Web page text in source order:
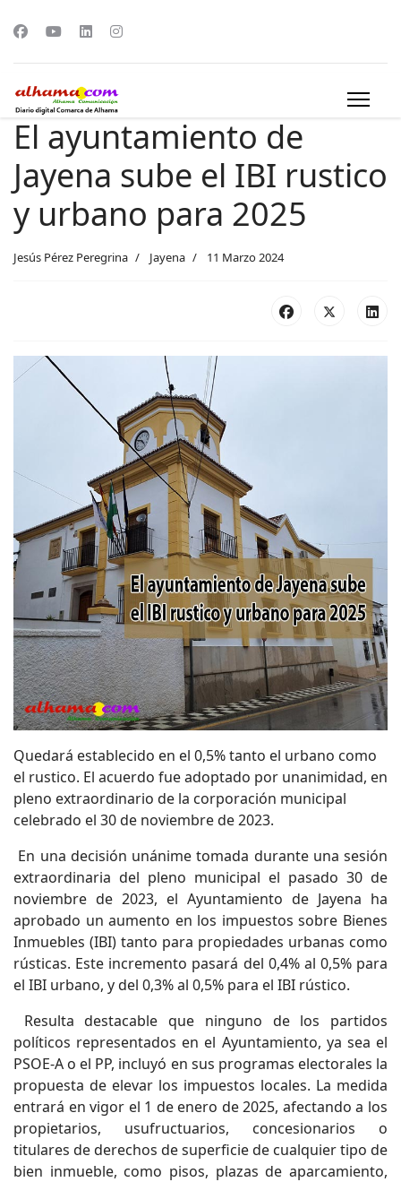
El ayuntamiento de
Jayena sube el IBI rustico
y urbano para 2025
Jesús Pérez Peregrina Jayena 11 Marzo 2024
Quedará establecido en el 0,5% tanto el urbano como
el rustico. El acuerdo fue adoptado por unanimidad, en
pleno extraordinario de la corporación municipal
celebrado el 30 de noviembre de 2023.
En una decisión unánime tomada durante una sesión
extraordinaria del pleno municipal el pasado 30 de
noviembre de 2023, el Ayuntamiento de Jayena ha
aprobado un aumento en los impuestos sobre Bienes
Inmuebles (IBI) tanto para propiedades urbanas como
rústicas. Este incremento pasará del 0,4% al 0,5% para
el IBI urbano, y del 0,3% al 0,5% para el IBI rústico.
Resulta destacable que ninguno de los partidos
políticos representados en el Ayuntamiento, ya sea el
PSOE-A o el PP, incluyó en sus programas electorales la
propuesta de elevar los impuestos locales. La medida
entrará en vigor el 1 de enero de 2025, afectando a los
propietarios, usufructuarios, concesionarios o
titulares de derechos de superficie de cualquier tipo de
bien inmueble, como pisos, plazas de aparcamiento,